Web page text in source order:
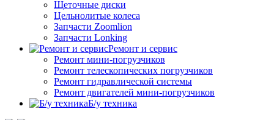
Щеточные диски
Цельнолитые колеса
Запчасти Zoomlion
Запчасти Lonking
Ремонт и сервис
Ремонт мини-погрузчиков
Ремонт телескопических погрузчиков
Ремонт гидравлической системы
Ремонт двигателей мини-погрузчиков
Б/у техника